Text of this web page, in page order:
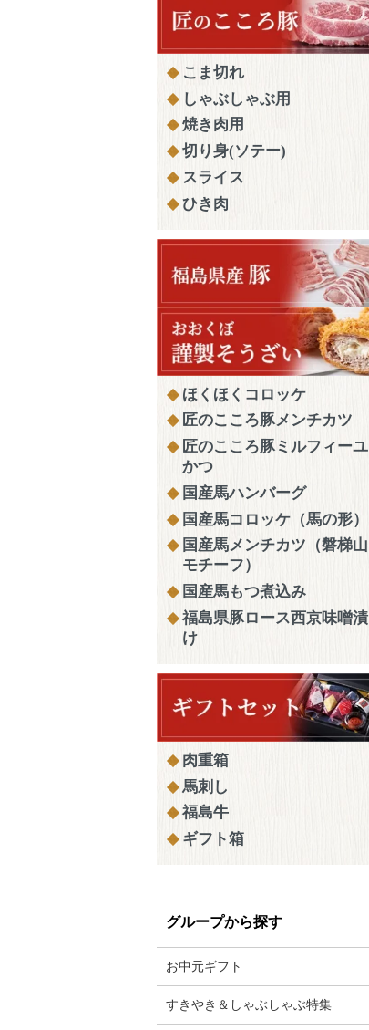
こま切れ
しゃぶしゃぶ用
焼き肉用
切り身(ソテー)
スライス
ひき肉
ほくほくコロッケ
匠のこころ豚メンチカツ
匠のこころ豚ミルフィーユ
かつ
国産馬ハンバーグ
国産馬コロッケ（馬の形）
国産馬メンチカツ（磐梯山
モチーフ）
国産馬もつ煮込み
福島県豚ロース西京味噌漬
け
肉重箱
馬刺し
福島牛
ギフト箱
グループから探す
お中元ギフト
すきやき＆しゃぶしゃぶ特集